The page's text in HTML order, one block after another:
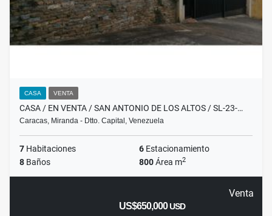
CASA VENTA
CASA / EN VENTA / SAN ANTONIO DE LOS ALTOS / SL-23-…
Caracas, Miranda - Dtto. Capital, Venezuela
7 Habitaciones 6 Estacionamiento
8 Baños 800Área m2
Venta
US$650,000USD